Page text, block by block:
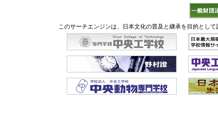
このサーチエンジンは、日本文化の普及と継承を目的とし